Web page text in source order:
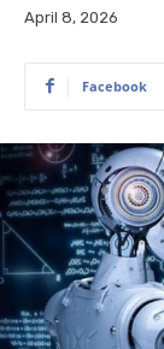
April 8, 2026
Facebook